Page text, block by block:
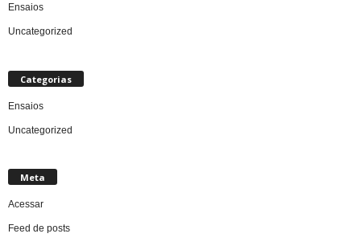
Ensaios
Uncategorized
Categorias
Ensaios
Uncategorized
Meta
Acessar
Feed de posts